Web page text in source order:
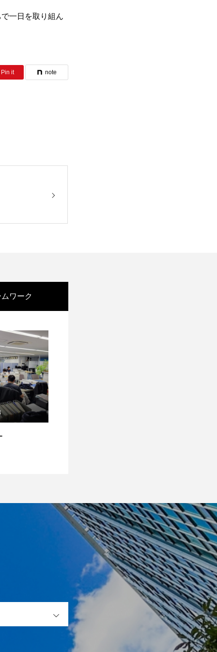
一日を取り組ん
Pin it note
ワーク